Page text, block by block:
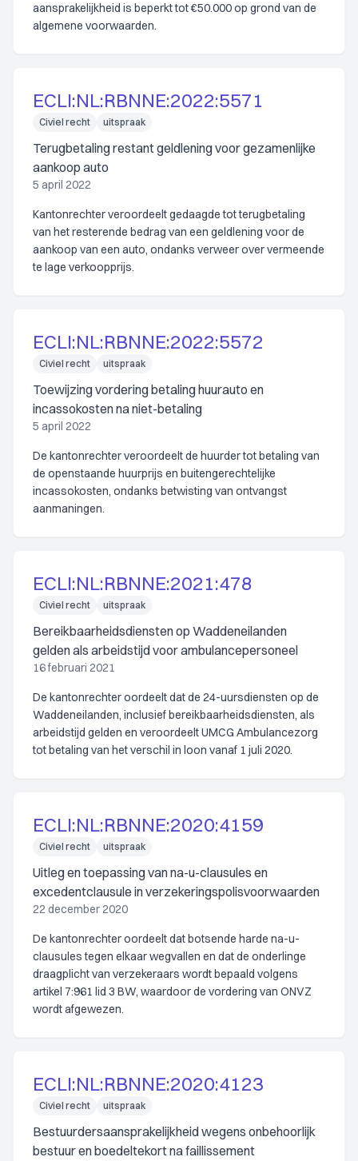
aansprakelijkheid is beperkt tot €50.000 op grond van de
algemene voorwaarden.
ECLI:NL:RBNNE:2022:5571
Civiel recht uitspraak
Terugbetaling restant geldlening voor gezamenlijke
aankoop auto
5 april 2022
Kantonrechter veroordeelt gedaagde tot terugbetaling
van het resterende bedrag van een geldlening voor de
aankoop van een auto, ondanks verweer over vermeende
te lage verkoopprijs.
ECLI:NL:RBNNE:2022:5572
Civiel recht uitspraak
Toewijzing vordering betaling huurauto en
incassokosten na niet-betaling
5 april 2022
De kantonrechter veroordeelt de huurder tot betaling van
de openstaande huurprijs en buitengerechtelijke
incassokosten, ondanks betwisting van ontvangst
aanmaningen.
ECLI:NL:RBNNE:2021:478
Civiel recht uitspraak
Bereikbaarheidsdiensten op Waddeneilanden
gelden als arbeidstijd voor ambulancepersoneel
16 februari 2021
De kantonrechter oordeelt dat de 24-uursdiensten op de
Waddeneilanden, inclusief bereikbaarheidsdiensten, als
arbeidstijd gelden en veroordeelt UMCG Ambulancezorg
tot betaling van het verschil in loon vanaf 1 juli 2020.
ECLI:NL:RBNNE:2020:4159
Civiel recht uitspraak
Uitleg en toepassing van na-u-clausules en
excedentclausule in verzekeringspolisvoorwaarden
22 december 2020
De kantonrechter oordeelt dat botsende harde na-u-
clausules tegen elkaar wegvallen en dat de onderlinge
draagplicht van verzekeraars wordt bepaald volgens
artikel 7:961 lid 3 BW, waardoor de vordering van ONVZ
wordt afgewezen.
ECLI:NL:RBNNE:2020:4123
Civiel recht uitspraak
Bestuurdersaansprakelijkheid wegens onbehoorlijk
bestuur en boedeltekort na faillissement